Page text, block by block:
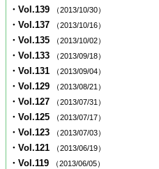
・Vol.139 （2013/10/30）
・Vol.137 （2013/10/16）
・Vol.135 （2013/10/02）
・Vol.133 （2013/09/18）
・Vol.131 （2013/09/04）
・Vol.129 （2013/08/21）
・Vol.127 （2013/07/31）
・Vol.125 （2013/07/17）
・Vol.123 （2013/07/03）
・Vol.121 （2013/06/19）
・Vol.119 （2013/06/05）